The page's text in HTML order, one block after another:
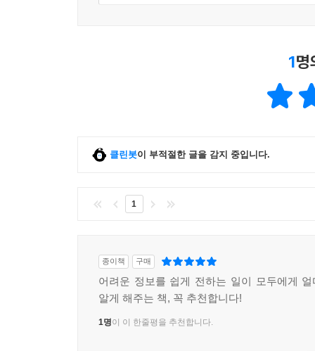
덕분에 지금 한국의 쉬운정보는 영국의 선배 기
쉬운정보가 닿지 못한 곳은 아직 너무 많지만,
장벽을 조금씩 무너뜨릴 거라고요. 더 많은 사람
1명
클린봇이 부적절한 글을 감지 중입니다.
1
종이책 구매
어려운 정보를 쉽게 전하는 일이 모두에게
알게 해주는 책, 꼭 추천합니다!
1명이 이 한줄평을 추천합니다.